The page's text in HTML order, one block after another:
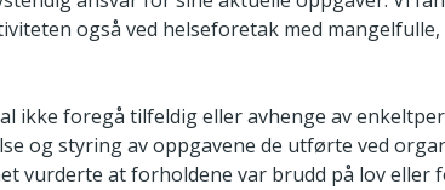
også ved helseforetak med mangelfulle,
ikke foregå tilfeldig eller avhenge av
og styring av oppgavene de utførte ved
vurderte at forholdene var brudd på lov eller